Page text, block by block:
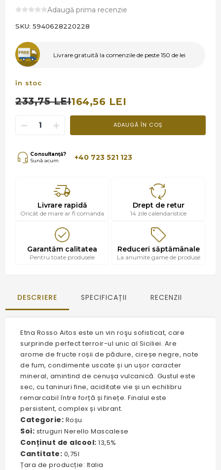
Adaugă prima recenzie
SKU: 5940628220228
Livrare gratuită la comenzile de peste 150 de lei
în stoc
233,75 LEI164,56 LEI
ADAUGĂ ÎN COȘ
Consultanță?
Sună acum
+40 723 521 123
Livrare rapidă
Oricât de mare ar fi comanda
Drept de retur
14 zile calendaristice
Garantăm calitatea
Pentru toate produsele
Reduceri săptămânale
La anumite game de produse
DESCRIERE SPECIFICAȚII RECENZII
Etna Rosso Aitos este un vin roşu sofisticat, care
surprinde perfect terroir-ul unic al Siciliei. Are
arome de fructe roșii de pădure, cireșe negre, note
de fum, condimente uscate și un ușor caracter
mineral, amintind de cenușa vulcanică. Gustul este
sec, cu taninuri fine, aciditate vie și un echilibru
remarcabil între forță și finețe. Finalul este
persistent, complex și vibrant.
Categorie: Roșu
Soi: struguri Nerello Mascalese
Conținut de alcool: 13,5%
Cantitate: 0,75l
Țara de producție: Italia